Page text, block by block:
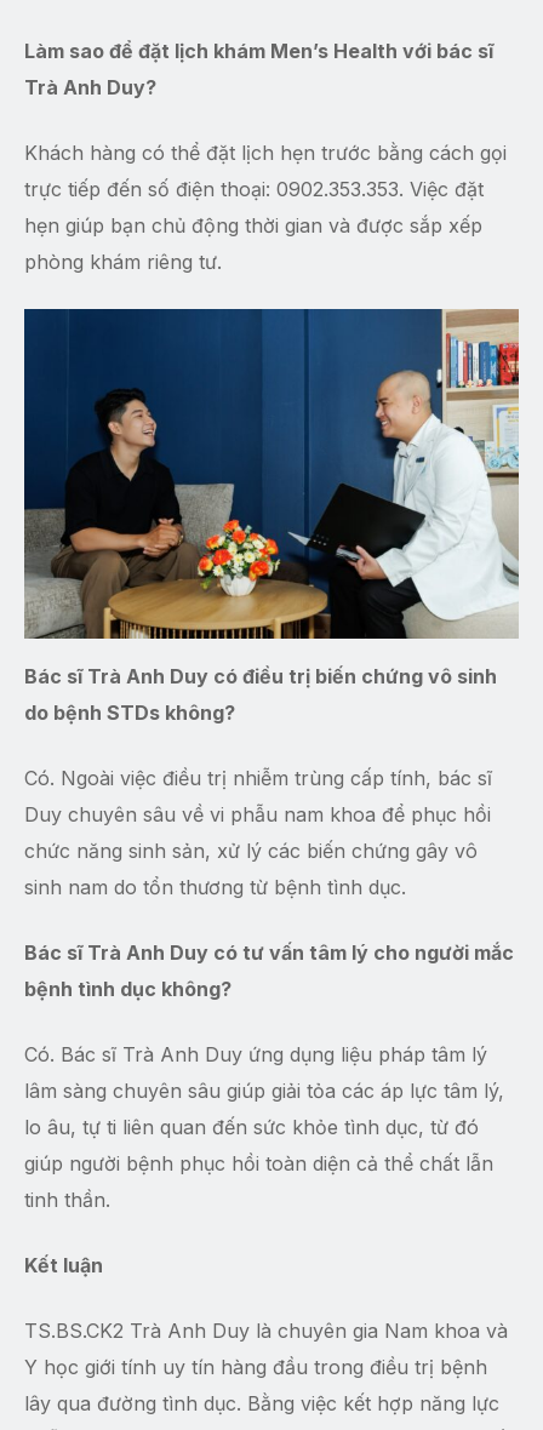
Làm sao để đặt lịch khám Men’s Health với bác sĩ
Trà Anh Duy?
Khách hàng có thể đặt lịch hẹn trước bằng cách gọi
trực tiếp đến số điện thoại: 0902.353.353. Việc đặt
hẹn giúp bạn chủ động thời gian và được sắp xếp
phòng khám riêng tư.
Bác sĩ Trà Anh Duy có điều trị biến chứng vô sinh
do bệnh STDs không?
Có. Ngoài việc điều trị nhiễm trùng cấp tính, bác sĩ
Duy chuyên sâu về vi phẫu nam khoa để phục hồi
chức năng sinh sản, xử lý các biến chứng gây vô
sinh nam do tổn thương từ bệnh tình dục.
Bác sĩ Trà Anh Duy có tư vấn tâm lý cho người mắc
bệnh tình dục không?
Có. Bác sĩ Trà Anh Duy ứng dụng liệu pháp tâm lý
lâm sàng chuyên sâu giúp giải tỏa các áp lực tâm lý,
lo âu, tự ti liên quan đến sức khỏe tình dục, từ đó
giúp người bệnh phục hồi toàn diện cả thể chất lẫn
tinh thần.
Kết luận
TS.BS.CK2 Trà Anh Duy là chuyên gia Nam khoa và
Y học giới tính uy tín hàng đầu trong điều trị bệnh
lây qua đường tình dục. Bằng việc kết hợp năng lực